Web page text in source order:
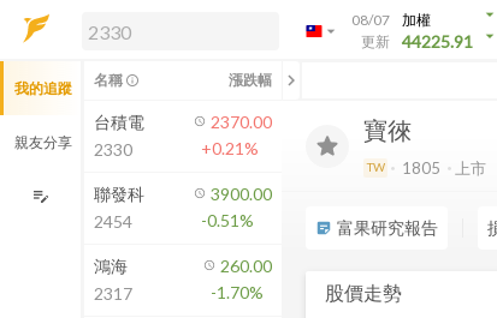
arrow_drop_down
08/07
更新
加權
44225.91
解鎖即時行情及進階功能
方案」，即可解鎖以下功能：
即時行情
即時市況與排行
成交金額熱力圖
前往方案訂閱
如何綁定合作券商
寶徠
TW 1805 上市
sticky_note_2 富果研究報告
股價走勢
我的追蹤
親友分享
edit_note
名稱 info_outline 漲跌幅 chevron_left
台積電
2330
2370.00
+0.21%
聯發科
2454
3900.00
-0.51%
鴻海
2317
260.00
-1.70%